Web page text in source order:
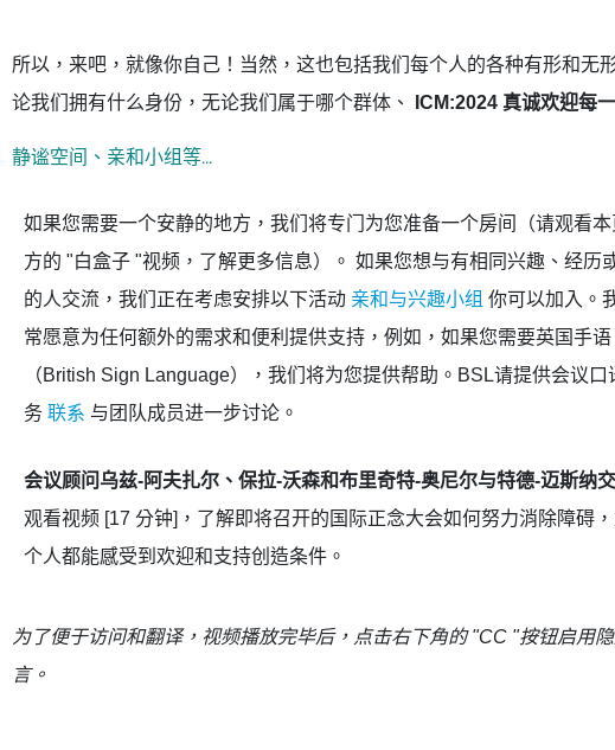
所以，来吧，就像你自己！当然，这也包括我们每个人的各种有形和
论我们拥有什么身份，无论我们属于哪个群体、
ICM:2024 真诚欢迎每
静谧空间、亲和小组等...
如果您需要一个安静的地方，我们将专门为您准备一个房间（请观看
方的 "白盒子 "视频，了解更多信息）。 如果您想与有相同兴趣、经历
的人交流，我们正在考虑安排以下活动 亲和与兴趣小组 你可以加入。
常愿意为任何额外的需求和便利提供支持，例如，如果您需要英国手语
（British Sign Language），我们将为您提供帮助。 BSL请提供会议口
务 联系 与团队成员进一步讨论。
会议顾问乌兹-阿夫扎尔、保拉-沃森和布里奇特-奥尼尔与特德-迈斯纳交
观看视频 [17 分钟]，了解即将召开的国际正念大会如何努力消除障碍
个人都能感受到欢迎和支持创造条件。
为了便于访问和翻译，视频播放完毕后，点击右下角的 "CC "按钮启用
言。